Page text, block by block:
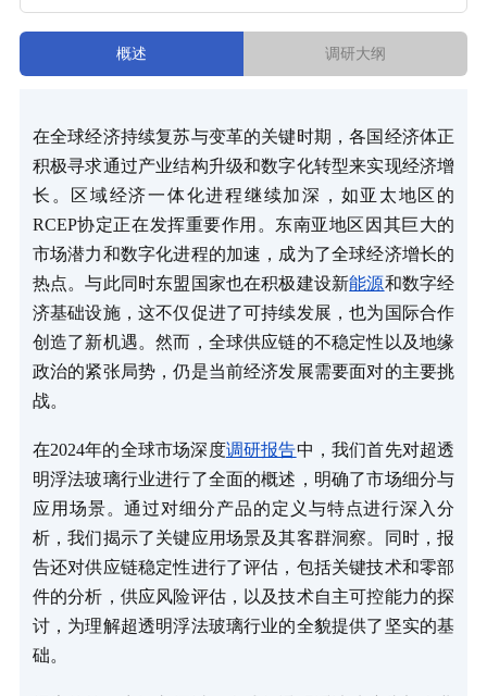
概述 调研大纲
在全球经济持续复苏与变革的关键时期，各国经济体正
积极寻求通过产业结构升级和数字化转型来实现经济增
长。区域经济一体化进程继续加深，如亚太地区的
RCEP协定正在发挥重要作用。东南亚地区因其巨大的
市场潜力和数字化进程的加速，成为了全球经济增长的
热点。与此同时东盟国家也在积极建设新能源和数字经
济基础设施，这不仅促进了可持续发展，也为国际合作
创造了新机遇。然而，全球供应链的不稳定性以及地缘
政治的紧张局势，仍是当前经济发展需要面对的主要挑
战。
在2024年的全球市场深度调研报告中，我们首先对超透
明浮法玻璃行业进行了全面的概述，明确了市场细分与
应用场景。通过对细分产品的定义与特点进行深入分
析，我们揭示了关键应用场景及其客群洞察。同时，报
告还对供应链稳定性进行了评估，包括关键技术和零部
件的分析，供应风险评估，以及技术自主可控能力的探
讨，为理解超透明浮法玻璃行业的全貌提供了坚实的基
础。